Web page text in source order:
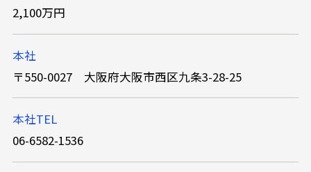
2,100万円
本社
〒550-0027 大阪府大阪市西区九条3-28-25
本社TEL
06-6582-1536